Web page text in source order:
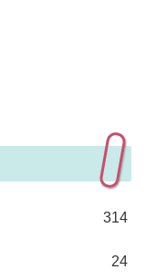
314
24